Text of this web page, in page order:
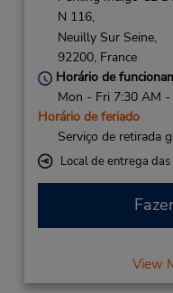
N 116,
Neuilly Sur Seine,
92200, France
Horário de
Mon - Fri 7:30 AM
Horário de feriado
Serviço de retirada
Local de entrega das
View